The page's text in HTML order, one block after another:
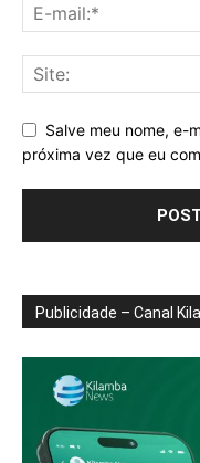
Salve meu nome, e-
próxima vez que eu
Publicidade – Canal